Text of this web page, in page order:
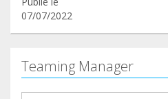
07/07/2022
Teaming Manager